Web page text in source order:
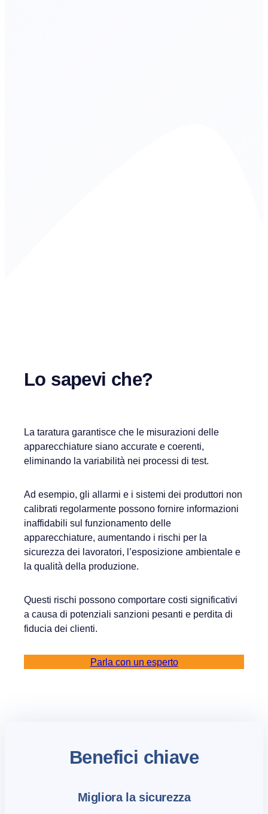
Lo sapevi che?
La taratura garantisce che le misurazioni delle
apparecchiature siano accurate e coerenti,
eliminando la variabilità nei processi di test.
Ad esempio, gli allarmi e i sistemi dei produttori non
calibrati regolarmente possono fornire informazioni
inaffidabili sul funzionamento delle
apparecchiature, aumentando i rischi per la
sicurezza dei lavoratori, l’esposizione ambientale e
la qualità della produzione.
Questi rischi possono comportare costi significativi
a causa di potenziali sanzioni pesanti e perdita di
fiducia dei clienti.
Parla con un esperto
Benefici chiave
Migliora la sicurezza